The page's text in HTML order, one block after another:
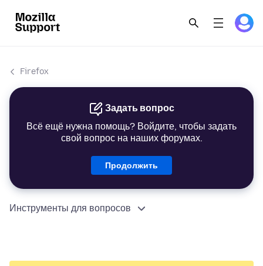
Firefox
Задать вопрос
Всё ещё нужна помощь? Войдите, чтобы задать
свой вопрос на наших форумах.
Продолжить
Инструменты для вопросов